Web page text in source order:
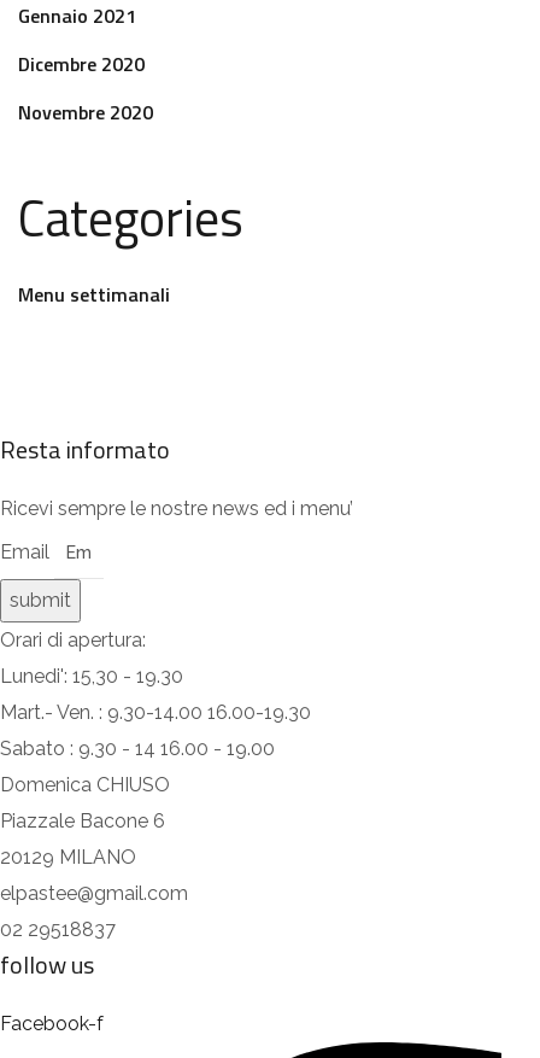
Gennaio 2021
Dicembre 2020
Novembre 2020
Categories
Menu settimanali
Resta informato
Ricevi sempre le nostre news ed i menu’
Email
submit
Orari di apertura:
Lunedi': 15,30 - 19.30
Mart.- Ven. : 9.30-14.00 16.00-19.30
Sabato : 9.30 - 14 16.00 - 19.00
Domenica CHIUSO
Piazzale Bacone 6
20129 MILANO
elpastee@gmail.com
02 29518837
follow us
Facebook-f